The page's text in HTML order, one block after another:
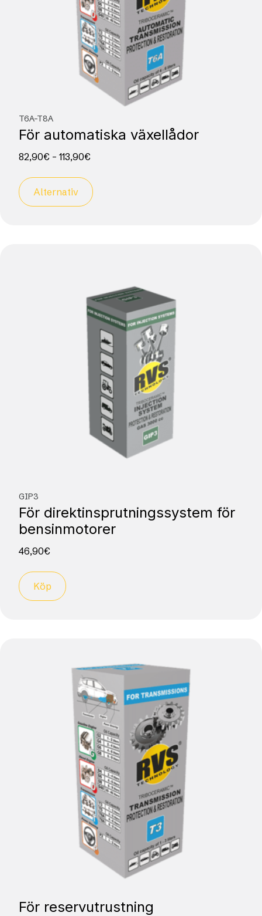
T6A-T8A
För automatiska växellådor
82,90€ – 113,90€
Alternativ
GIP3
För direktinsprutningssystem för
bensinmotorer
46,90€
Köp
För reservutrustning